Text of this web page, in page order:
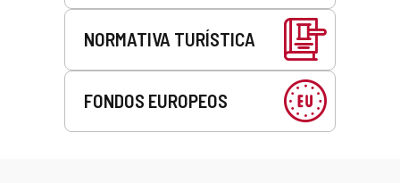
NORMATIVA TURÍSTICA
FONDOS EUROPEOS